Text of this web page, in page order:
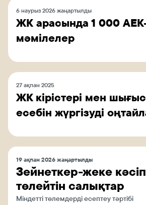
6 наурыз 2026 жаңартылды
ЖК арасында 1 000
мәмілелер
27 ақпан 2025
ЖК кірістері мен
есебін жүргізуді
19 ақпан 2026 жаңартылды
Зейнеткер-жеке
төлейтін салықтар
Міндетті төлемдерді есептеу тәртібі